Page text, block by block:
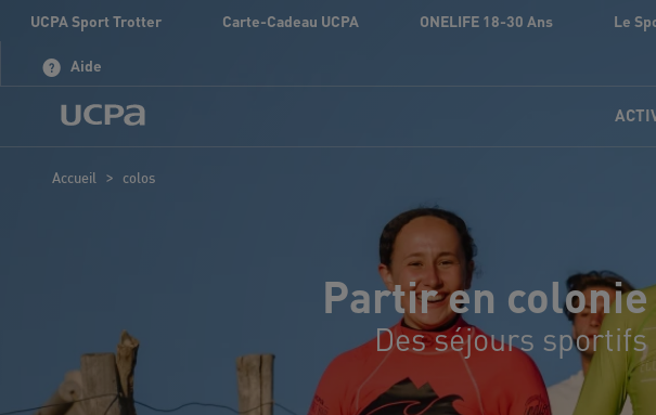
UCPA Sport Trotter Carte-Cadeau UCPA ONELIFE 18-30 Ans Le
Aide
Accueil > colos
Partir en colonie
Des séjours